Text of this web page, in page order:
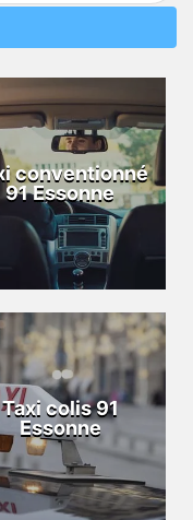
conventionné
91 Essonne
Taxi colis 91
Essonne